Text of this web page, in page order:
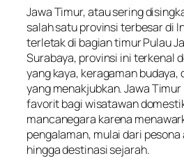
Jawa Timur, atau sering
salah satu provinsi terbesar di
terletak di bagian timur Pulau
Surabaya, provinsi ini terkenal
yang kaya, keragaman budaya,
yang menakjubkan. Jawa
favorit bagi wisatawan
mancanegara karena
pengalaman, mulai dari
hingga destinasi sejarah.